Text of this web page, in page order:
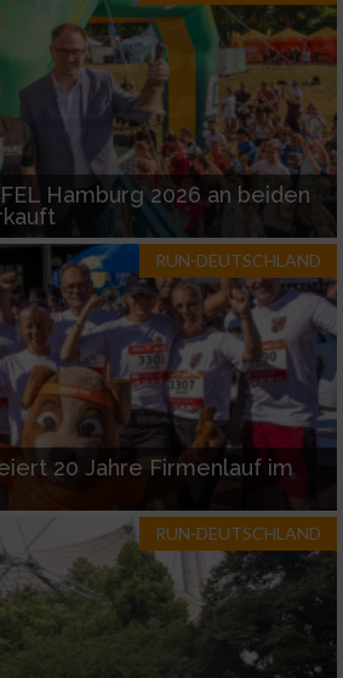
Hamburg 2026 an beiden
RUN-DEUTSCHLAND
20 Jahre Firmenlauf im
RUN-DEUTSCHLAND